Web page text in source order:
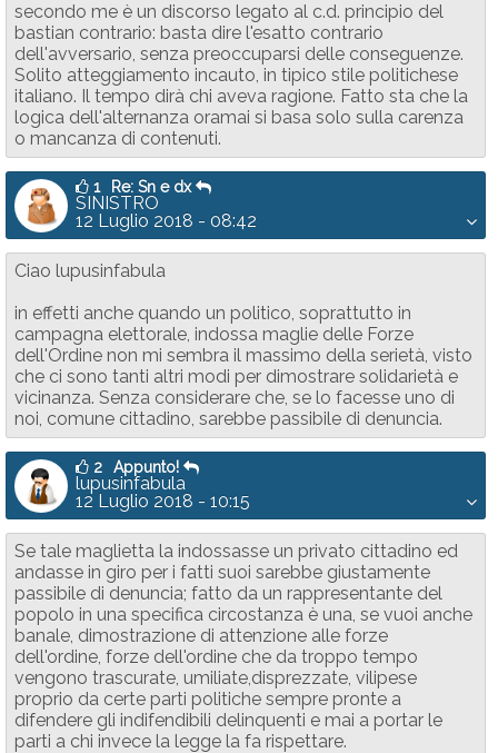
secondo me è un discorso legato al c.d. principio del
bastian contrario: basta dire l'esatto contrario
dell'avversario, senza preoccuparsi delle conseguenze.
Solito atteggiamento incauto, in tipico stile politichese
italiano. Il tempo dirà chi aveva ragione. Fatto sta che la
logica dell'alternanza oramai si basa solo sulla carenza
o mancanza di contenuti.
1 Re: Sn e dx
SINISTRO
12 Luglio 2018 - 08:42
Ciao lupusinfabula
in effetti anche quando un politico, soprattutto in
campagna elettorale, indossa maglie delle Forze
dell'Ordine non mi sembra il massimo della serietà, visto
che ci sono tanti altri modi per dimostrare solidarietà e
vicinanza. Senza considerare che, se lo facesse uno di
noi, comune cittadino, sarebbe passibile di denuncia.
2 Appunto!
lupusinfabula
12 Luglio 2018 - 10:15
Se tale maglietta la indossasse un privato cittadino ed
andasse in giro per i fatti suoi sarebbe giustamente
passibile di denuncia; fatto da un rappresentante del
popolo in una specifica circostanza è una, se vuoi anche
banale, dimostrazione di attenzione alle forze
dell'ordine, forze dell'ordine che da troppo tempo
vengono trascurate, umiliate,disprezzate, vilipese
proprio da certe parti politiche sempre pronte a
difendere gli indifendibili delinquenti e mai a portar le
parti a chi invece la legge la fa rispettare.